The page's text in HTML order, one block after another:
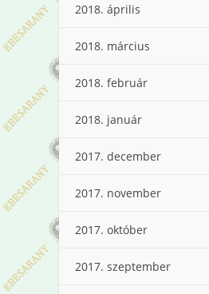
2018. április
2018. március
2018. február
2018. január
2017. december
2017. november
2017. október
2017. szeptember